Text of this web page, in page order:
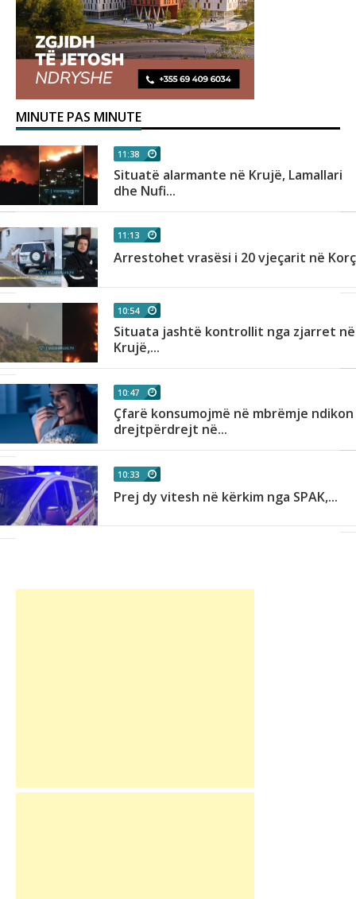
MINUTE PAS MINUTE
11:38
Situatë alarmante në Krujë, Lamallari
dhe Nufi...
11:13
Arrestohet vrasësi i 20 vjeçarit në
10:54
Situata jashtë kontrollit nga zjarret në
Krujë,...
10:47
Çfarë konsumojmë në mbrëmje ndikon
drejtpërdrejt në...
10:33
Prej dy vitesh në kërkim nga SPAK,...